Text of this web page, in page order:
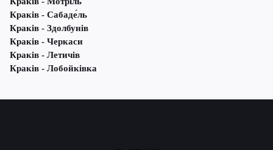
Краків - Сабаде́ль
Краків - Здолбунів
Краків - Черкаси
Краків - Летичів
Краків - Лобойківка